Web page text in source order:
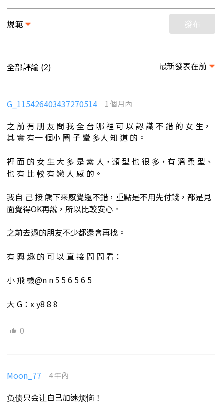
規範 發布
全部評論 (2) 最新發表在前
G_115426403437270514 1 個月內
之 前 有 朋 友 問 我 全 台 哪 裡 可 以 認 識 不 錯 的 女 生，
其 實 有一 個小 圈 子 蠻 多人 知 道 的。
裡 面 的 女 生 大 多 是 素 人，類 型 也 很 多，有 溫 柔 型、
也 有 比 較 有 戀 人 感 的。
我自 己 接 觸下來感覺還不錯，重點是不用先付錢，都是見
面覺得OK再說，所以比較安心。
之前去過的朋友不少都還會再找。
有 興 趣 的 可 以 直 接 問 問 看：
小 飛 機@n n 5 5 6 5 6 5
大 G：x y8 8 8
0
Moon_77 4 年內
负债只会让自己加速烦恼！